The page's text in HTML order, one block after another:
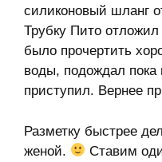
силиконовый шланг
Трубку Пито
было прочертить
воды, подождал пока
приступил. Вернее
Разметку быстрее
женой.
Ставим